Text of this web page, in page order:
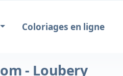
Coloriages en ligne
- Loubery